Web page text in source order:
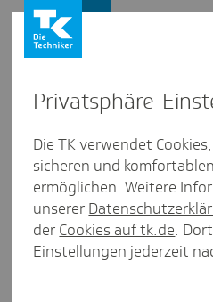
"Acht­sam­keit
mehr Empa­thie"
Inter­view aus Baden-
Presse und Politik
Privat­sphäre-
Die TK verwendet
sicheren und
ermöglichen. Weitere
unserer
der Cookies auf tk.de.
Einstellungen jederzeit